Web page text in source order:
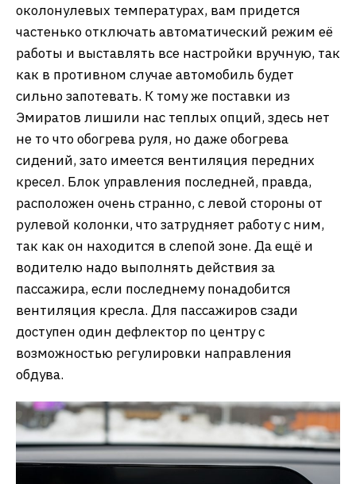
околонулевых температурах, вам придется
частенько отключать автоматический режим её
работы и выставлять все настройки вручную, так
как в противном случае автомобиль будет
сильно запотевать. К тому же поставки из
Эмиратов лишили нас теплых опций, здесь нет
не то что обогрева руля, но даже обогрева
сидений, зато имеется вентиляция передних
кресел. Блок управления последней, правда,
расположен очень странно, с левой стороны от
рулевой колонки, что затрудняет работу с ним,
так как он находится в слепой зоне. Да ещё и
водителю надо выполнять действия за
пассажира, если последнему понадобится
вентиляция кресла. Для пассажиров сзади
доступен один дефлектор по центру с
возможностью регулировки направления
обдува.